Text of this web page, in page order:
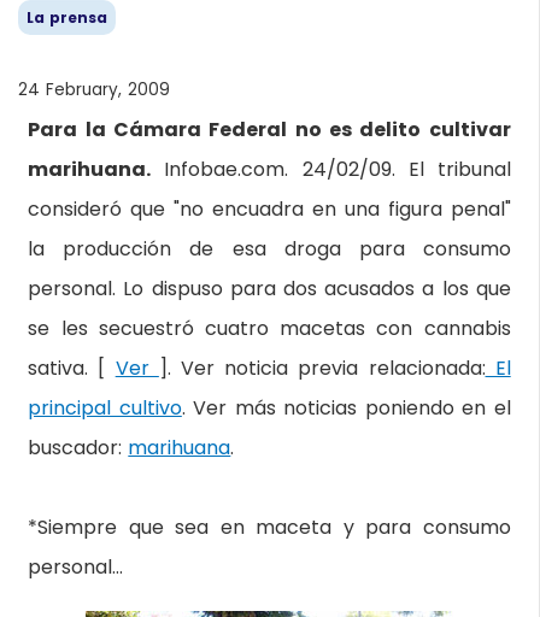
La prensa
24 February, 2009
Para la Cámara Federal no es delito cultivar
marihuana. Infobae.com. 24/02/09. El tribunal
consideró que "no encuadra en una figura penal"
la producción de esa droga para consumo
personal. Lo dispuso para dos acusados a los que
se les secuestró cuatro macetas con cannabis
sativa. [ Ver ]. Ver noticia previa relacionada: El
principal cultivo. Ver más noticias poniendo en el
buscador: marihuana.
*Siempre que sea en maceta y para consumo
personal…